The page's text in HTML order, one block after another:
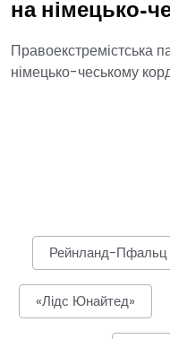
на німецько-
Правоекстремістська
німецько-чеському
Рейнланд-Пфальц
«Лідс Юнайтед»